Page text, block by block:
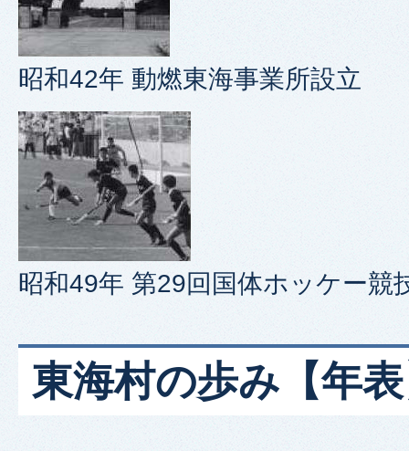
昭和42年 動燃東海事業所設立
昭和49年 第29回国体ホッケー競
東海村の歩み【年